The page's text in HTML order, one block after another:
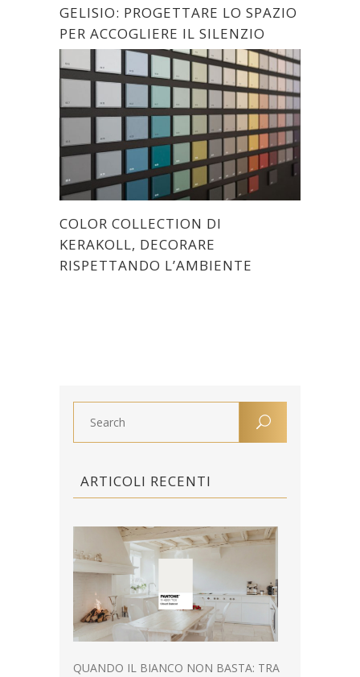
GELISIO: PROGETTARE LO SPAZIO
PER ACCOGLIERE IL SILENZIO
COLOR COLLECTION DI
KERAKOLL, DECORARE
RISPETTANDO L’AMBIENTE
ARTICOLI RECENTI
QUANDO IL BIANCO NON BASTA: TRA